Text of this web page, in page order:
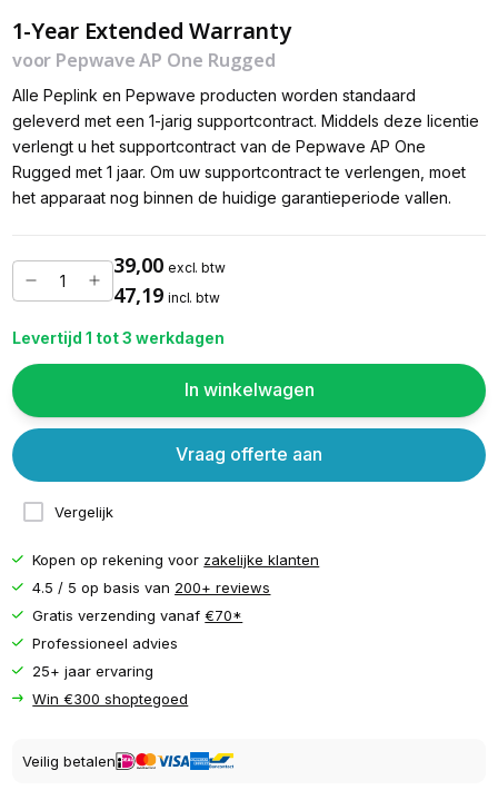
1-Year Extended Warranty
voor Pepwave AP One Rugged
Alle Peplink en Pepwave producten worden standaard
geleverd met een 1-jarig supportcontract. Middels deze licentie
verlengt u het supportcontract van de Pepwave AP One
Rugged met 1 jaar. Om uw supportcontract te verlengen, moet
het apparaat nog binnen de huidige garantieperiode vallen.
39,00 excl. btw
47,19 incl. btw
Levertijd 1 tot 3 werkdagen
In winkelwagen
Vergelijk
Vraag offerte aan
Kopen op rekening voor zakelijke klanten
4.5 / 5 op basis van 200+ reviews
Gratis verzending vanaf€70*
Professioneel advies
25+ jaar ervaring
Win €300 shoptegoed
Veilig betalen